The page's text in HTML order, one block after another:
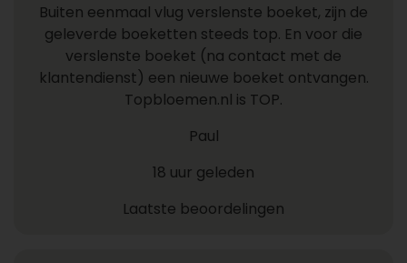
Buiten eenmaal vlug verslenste boeket, zijn de
geleverde boeketten steeds top. En voor die
verslenste boeket (na contact met de
klantendienst) een nieuwe boeket ontvangen.
Topbloemen.nl is TOP.
Paul
18 uur geleden
Laatste beoordelingen